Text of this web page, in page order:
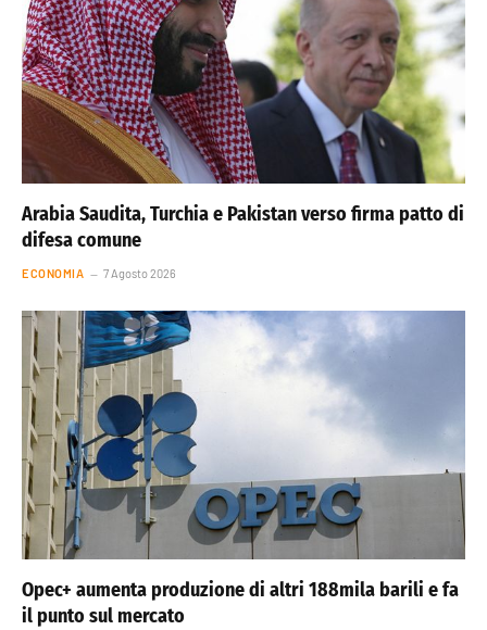
Arabia Saudita, Turchia e Pakistan verso firma patto di
difesa comune
ECONOMIA 7 Agosto 2026
Opec+ aumenta produzione di altri 188mila barili e fa
il punto sul mercato